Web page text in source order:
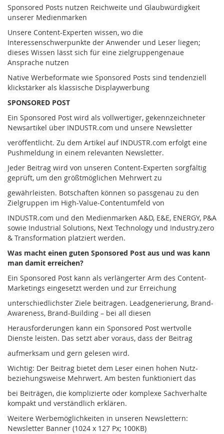
Sponsored Posts nutzen Reichweite und Glaubwürdigkeit
unserer Medienmarken
Unsere Content-Experten wissen, wo die
Interessenschwerpunkte der Anwender und Leser liegen;
dieses Wissen lässt sich für eine zielgruppengenaue
Ansprache nutzen
Native Werbeformate wie Sponsored Posts sind tendenziell
klickstärker als klassische Displaywerbung
SPONSORED POST
Ein Sponsored Post wird als vollwertiger, gekennzeichneter
Newsartikel über INDUSTR.com und unsere Newsletter
veröffentlicht. Zu dem Artikel auf INDUSTR.com erfolgt eine
Pushmeldung in einem relevanten Newsletter.
Jeder Beitrag wird von unseren Content-Experten sorgfältig
geprüft, um den größtmöglichen Mehrwert zu
gewährleisten. Botschaften können so passgenau zu den
Zielgruppen im High-Value-Contentumfeld von
INDUSTR.com und den Medienmarken A&D, E&E, ENERGY, P&A
sowie Industrial Solutions, Next Technology und Industry.zero
& Transformation platziert werden.
Was macht einen guten Sponsored Post aus und was kann
man damit erreichen?
Ein Sponsored Post kann als verlängerter Arm des Content-
Marketings eingesetzt werden und zur Erreichung
unterschiedlichster Ziele beitragen. Leadgenerierung, Brand-
Awareness, Brand-Building – bei all diesen
Herausforderungen kann ein Sponsored Post wertvolle
Dienste leisten. Das setzt aber voraus, dass der Beitrag
aufmerksam und gern gelesen wird.
Wichtig: Der Beitrag bietet dem Leser einen hohen Nutz-
beziehungsweise Mehrwert. Am besten funktioniert das
bei Beiträgen, die komplizierte oder komplexe Sachverhalte
kompakt und verständlich erklären.
Weitere Werbemöglichkeiten in unseren Newslettern:
Newsletter Banner (1024 x 127 Px; 100KB)